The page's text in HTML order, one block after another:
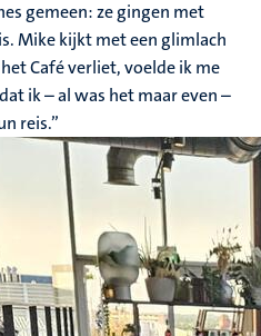
gemeen: ze gingen met
Mike kijkt met een glimlach
Café verliet, voelde ik me
ik – al was het maar even –
reis.”